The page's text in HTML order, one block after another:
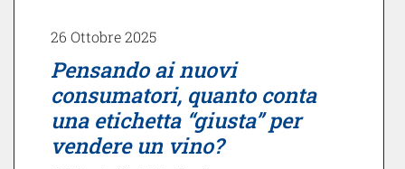
26 Ottobre 2025
Pensando ai nuovi
consumatori, quanto conta
una etichetta “giusta” per
vendere un vino?